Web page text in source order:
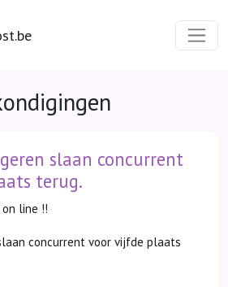
slaan concurrent
terug.
line !!
concurrent voor vijfde plaats